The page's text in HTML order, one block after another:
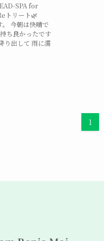
SPA for
トリート🌿
今朝は快晴で
ち良かったです
り出して 雨に濡
1